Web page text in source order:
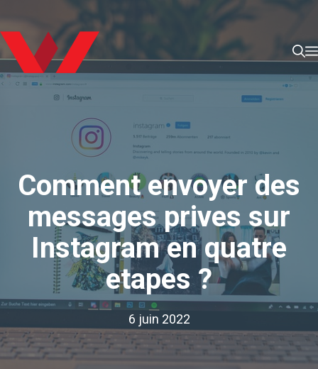
au
contenu
Comment envoyer des
messages prives sur
Instagram en quatre
etapes ?
6 juin 2022